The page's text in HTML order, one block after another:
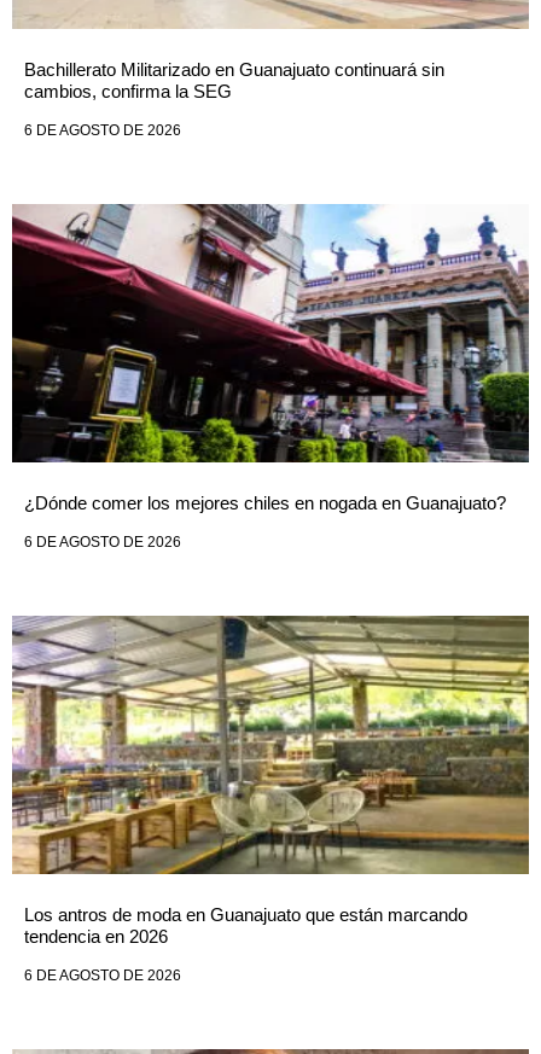
Bachillerato Militarizado en Guanajuato continuará sin
cambios, confirma la SEG
6 DE AGOSTO DE 2026
¿Dónde comer los mejores chiles en nogada en Guanajuato?
6 DE AGOSTO DE 2026
Los antros de moda en Guanajuato que están marcando
tendencia en 2026
6 DE AGOSTO DE 2026